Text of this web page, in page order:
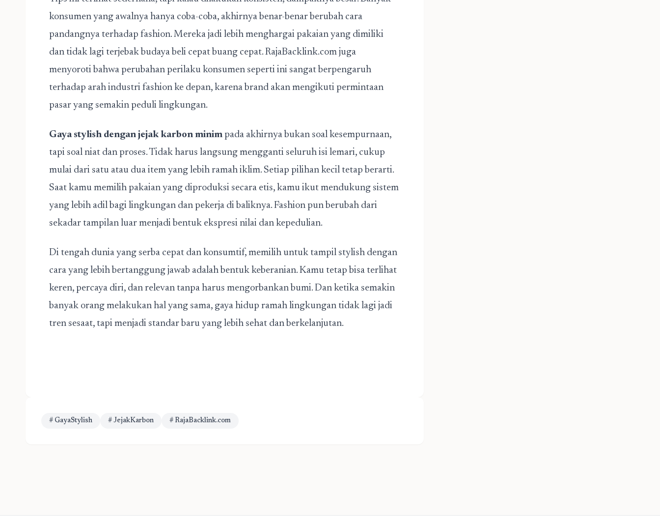
konsumen yang awalnya hanya coba-coba, akhirnya benar-benar berubah cara
pandangnya terhadap fashion. Mereka jadi lebih menghargai pakaian yang dimiliki
dan tidak lagi terjebak budaya beli cepat buang cepat. RajaBacklink.com juga
menyoroti bahwa perubahan perilaku konsumen seperti ini sangat berpengaruh
terhadap arah industri fashion ke depan, karena brand akan mengikuti permintaan
pasar yang semakin peduli lingkungan.
Gaya stylish dengan jejak karbon minim pada akhirnya bukan soal kesempurnaan,
tapi soal niat dan proses. Tidak harus langsung mengganti seluruh isi lemari, cukup
mulai dari satu atau dua item yang lebih ramah iklim. Setiap pilihan kecil tetap berarti.
Saat kamu memilih pakaian yang diproduksi secara etis, kamu ikut mendukung sistem
yang lebih adil bagi lingkungan dan pekerja di baliknya. Fashion pun berubah dari
sekadar tampilan luar menjadi bentuk ekspresi nilai dan kepedulian.
Di tengah dunia yang serba cepat dan konsumtif, memilih untuk tampil stylish dengan
cara yang lebih bertanggung jawab adalah bentuk keberanian. Kamu tetap bisa terlihat
keren, percaya diri, dan relevan tanpa harus mengorbankan bumi. Dan ketika semakin
banyak orang melakukan hal yang sama, gaya hidup ramah lingkungan tidak lagi jadi
tren sesaat, tapi menjadi standar baru yang lebih sehat dan berkelanjutan.
# GayaStylish # JejakKarbon # RajaBacklink.com